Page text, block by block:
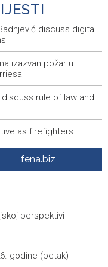
discuss digital
izazvan požar u
rule of law and
as firefighters
u KS - Više od 112
na aerodromu Halle
novih ISUZU autobusa
poštuje Hrvatsku
fena.biz
perspektivi
godine (petak)